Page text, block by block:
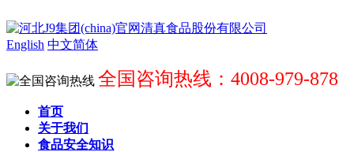
English 中文简体
全国咨询热线：4008-979-878
首页
关于我们
食品安全知识